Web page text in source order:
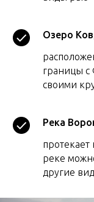
Озеро
границы с
своими
Река
протекает
реке
другие